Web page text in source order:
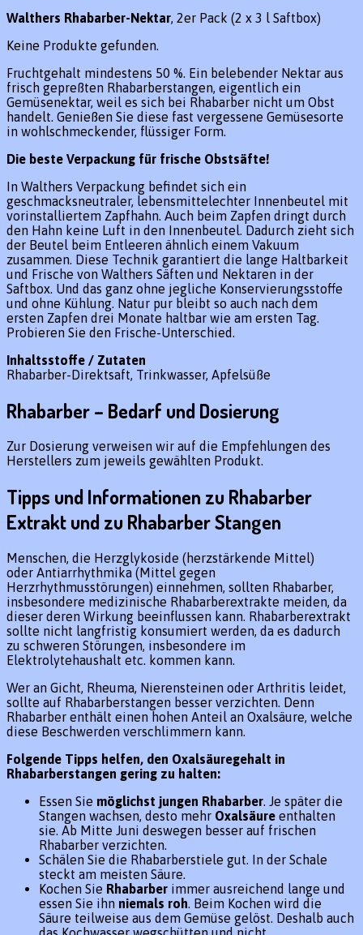
Walthers Rhabarber-Nektar, 2er Pack (2 x 3 l Saftbox)
Keine Produkte gefunden.
Fruchtgehalt mindestens 50 %. Ein belebender Nektar aus
frisch gepreßten Rhabarberstangen, eigentlich ein
Gemüsenektar, weil es sich bei Rhabarber nicht um Obst
handelt. Genießen Sie diese fast vergessene Gemüsesorte
in wohlschmeckender, flüssiger Form.
Die beste Verpackung für frische Obstsäfte!
In Walthers Verpackung befindet sich ein
geschmacksneutraler, lebensmittelechter Innenbeutel mit
vorinstalliertem Zapfhahn. Auch beim Zapfen dringt durch
den Hahn keine Luft in den Innenbeutel. Dadurch zieht sich
der Beutel beim Entleeren ähnlich einem Vakuum
zusammen. Diese Technik garantiert die lange Haltbarkeit
und Frische von Walthers Säften und Nektaren in der
Saftbox. Und das ganz ohne jegliche Konservierungsstoffe
und ohne Kühlung. Natur pur bleibt so auch nach dem
ersten Zapfen drei Monate haltbar wie am ersten Tag.
Probieren Sie den Frische-Unterschied.
Inhaltsstoffe / Zutaten
Rhabarber-Direktsaft, Trinkwasser, Apfelsüße
Rhabarber – Bedarf und Dosierung
Zur Dosierung verweisen wir auf die Empfehlungen des
Herstellers zum jeweils gewählten Produkt.
Tipps und Informationen zu Rhabarber
Extrakt und zu Rhabarber Stangen
Menschen, die Herzglykoside (herzstärkende Mittel)
oder Antiarrhythmika (Mittel gegen
Herzrhythmusstörungen) einnehmen, sollten Rhabarber,
insbesondere medizinische Rhabarberextrakte meiden, da
dieser deren Wirkung beeinflussen kann. Rhabarberextrakt
sollte nicht langfristig konsumiert werden, da es dadurch
zu schweren Störungen, insbesondere im
Elektrolytehaushalt etc. kommen kann.
Wer an Gicht, Rheuma, Nierensteinen oder Arthritis leidet,
sollte auf Rhabarberstangen besser verzichten. Denn
Rhabarber enthält einen hohen Anteil an Oxalsäure, welche
diese Beschwerden verschlimmern kann.
Folgende Tipps helfen, den Oxalsäuregehalt in
Rhabarberstangen gering zu halten:
Essen Sie möglichst jungen Rhabarber. Je später die
Stangen wachsen, desto mehr Oxalsäure enthalten
sie. Ab Mitte Juni deswegen besser auf frischen
Rhabarber verzichten.
Schälen Sie die Rhabarberstiele gut. In der Schale
steckt am meisten Säure.
Kochen Sie Rhabarber immer ausreichend lange und
essen Sie ihn niemals roh. Beim Kochen wird die
Säure teilweise aus dem Gemüse gelöst. Deshalb auch